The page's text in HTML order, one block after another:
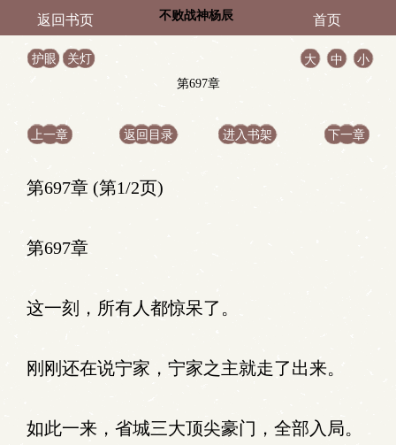
返回书页 不败战神杨辰 首页
护眼 关灯 大 中
小
第697章
上一章 返回目录 进入书架 下一章
第697章 (第1/2页)
第697章
这一刻，所有人都惊呆了。
刚刚还在说宁家，宁家之主就走了出来。
如此一来，省城三大顶尖豪门，全部入局。